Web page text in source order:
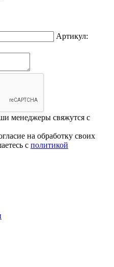
Артикул:
менеджеры свяжутся с
на обработку своих
с политикой